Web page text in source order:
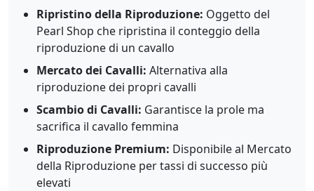
Ripristino della Riproduzione: Oggetto del
Pearl Shop che ripristina il conteggio della
riproduzione di un cavallo
Mercato dei Cavalli: Alternativa alla
riproduzione dei propri cavalli
Scambio di Cavalli: Garantisce la prole ma
sacrifica il cavallo femmina
Riproduzione Premium: Disponibile al Mercato
della Riproduzione per tassi di successo più
elevati